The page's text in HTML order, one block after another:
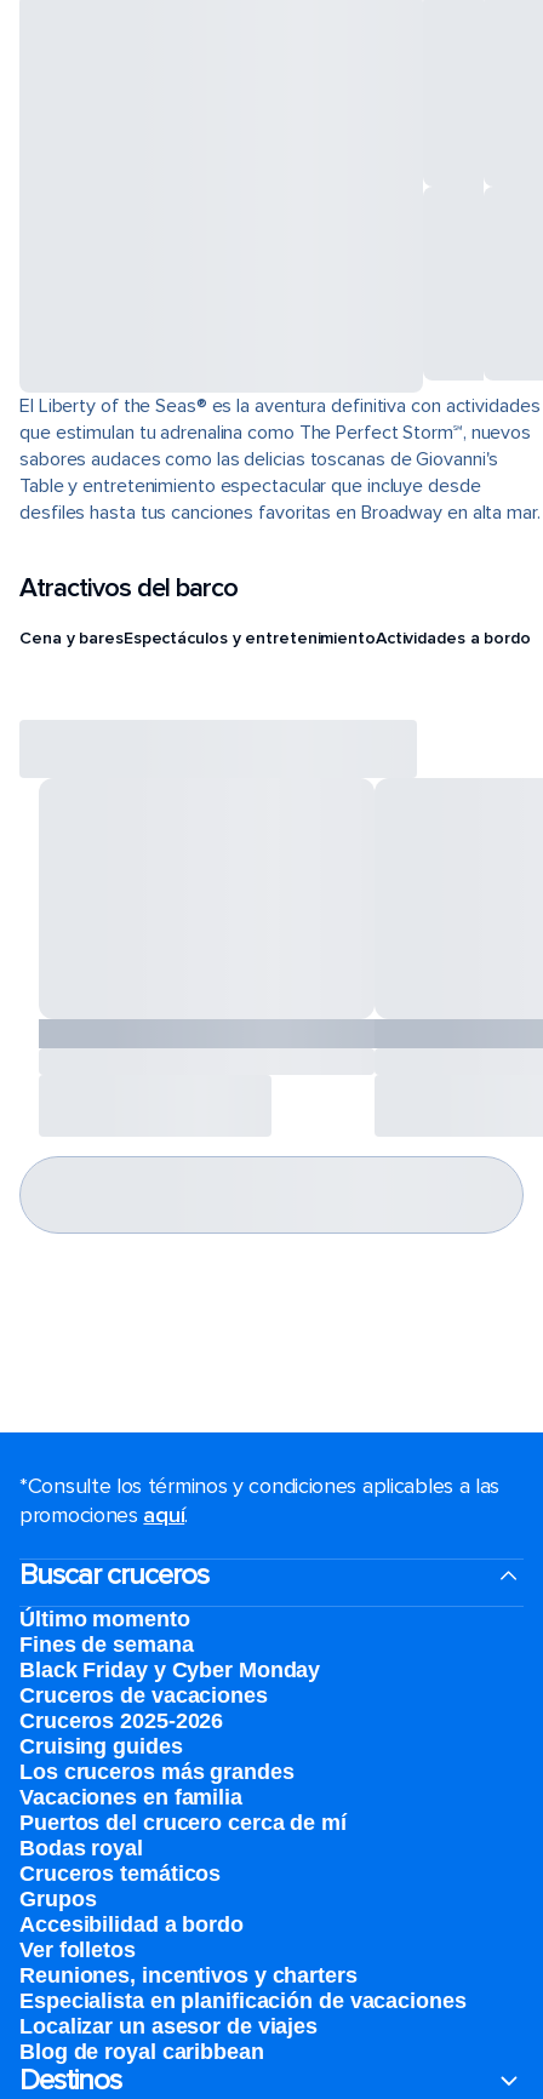
El Liberty of the Seas® es la aventura definitiva con actividades
que estimulan tu adrenalina como The Perfect Storm℠, nuevos
sabores audaces como las delicias toscanas de Giovanni's
Table y entretenimiento espectacular que incluye desde
desfiles hasta tus canciones favoritas en Broadway en alta mar.
Atractivos del barco
Cena y baresEspectáculos y entretenimientoActividades a bordo
*Consulte los términos y condiciones aplicables a las
promociones aquí.
Buscar cruceros
Último momento
Fines de semana
Black Friday y Cyber Monday
Cruceros de vacaciones
Cruceros 2025-2026
Cruising guides
Los cruceros más grandes
Vacaciones en familia
Puertos del crucero cerca de mí
Bodas royal
Cruceros temáticos
Grupos
Accesibilidad a bordo
Ver folletos
Reuniones, incentivos y charters​
Especialista en planificación de vacaciones
Localizar un asesor de viajes
Blog de royal caribbean
Destinos